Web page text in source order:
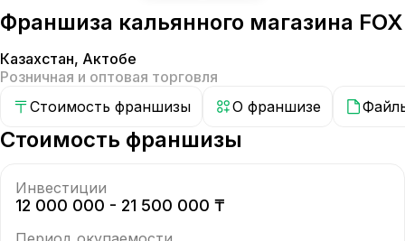
Франшиза кальянного магазина FOX
Казахстан, Актобе
Розничная и оптовая торговля
Стоимость франшизы
О франшизе
Стоимость франшизы
Инвестиции
12 000 000 - 21 500 000 ₸